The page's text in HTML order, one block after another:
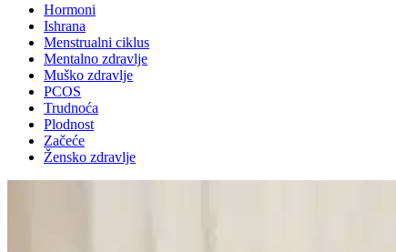
Hormoni
Ishrana
Menstrualni ciklus
Mentalno zdravlje
Muško zdravlje
PCOS
Trudnoća
Plodnost
Začeće
Žensko zdravlje